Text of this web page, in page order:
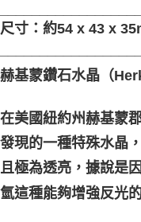
尺寸：約54 x 43 x
赫基蒙鑽石水晶（
在美國紐約州赫基蒙
發現的一種特殊水晶
且極為透亮，據說是
氫這種能夠增強反光